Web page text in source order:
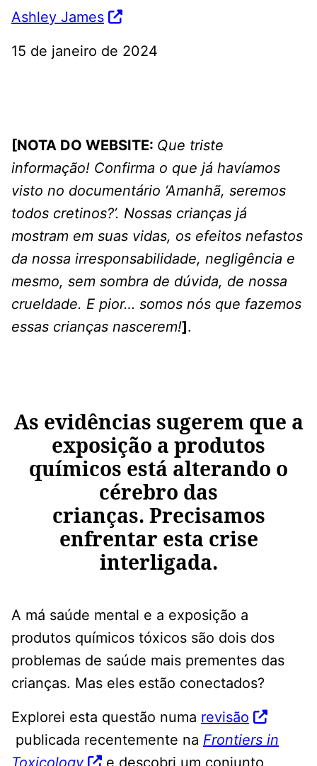
Ashley James
15 de janeiro de 2024
[NOTA DO WEBSITE: Que triste
informação! Confirma o que já havíamos
visto no documentário ‘Amanhã, seremos
todos cretinos?’. Nossas crianças já
mostram em suas vidas, os efeitos nefastos
da nossa irresponsabilidade, negligência e
mesmo, sem sombra de dúvida, de nossa
crueldade. E pior… somos nós que fazemos
essas crianças nascerem!].
As evidências sugerem que a
exposição a produtos
químicos está alterando o
cérebro das
crianças. Precisamos
enfrentar esta crise
interligada.
A má saúde mental e a exposição a
produtos químicos tóxicos são dois dos
problemas de saúde mais prementes das
crianças. Mas eles estão conectados?
Explorei esta questão numa revisão
publicada recentemente na Frontiers in
Toxicology
e descobri um conjunto